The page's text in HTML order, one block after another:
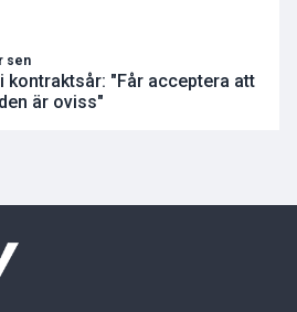
sen
kontraktsår: "Får acceptera att
är oviss"